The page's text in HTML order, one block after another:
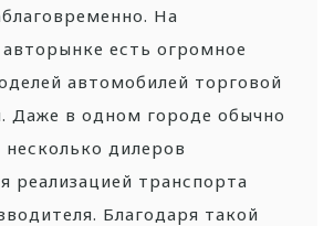
На
есть огромное
автомобилей торговой
Даже в одном городе обычно
несколько дилеров
реализацией транспорта
Благодаря такой